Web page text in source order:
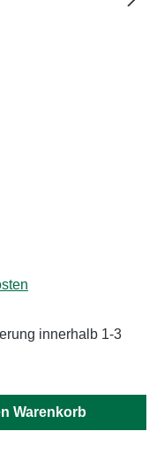
innerhalb 1-3
Warenkorb